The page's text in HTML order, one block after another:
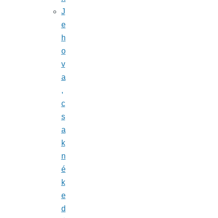
J
e
h
o
v
a
,
c
s
a
k
n
é
k
e
d